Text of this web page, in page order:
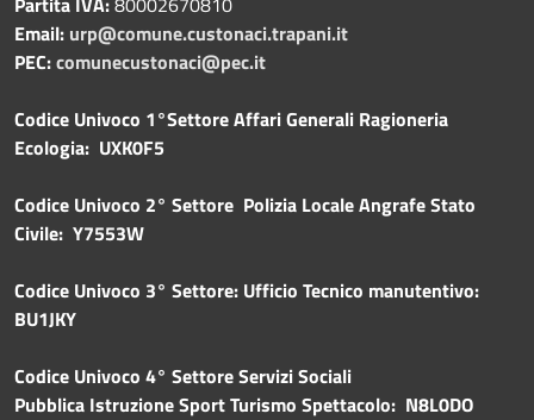
Email: urp@comune.custonaci.trapani.it
PEC:comunecustonaci@pec.it
Codice Univoco 1°Settore Affari Generali Ragioneria
Ecologia: UXK0F5
Codice Univoco 2° Settore Polizia Locale Angrafe Stato
Civile: Y7553W
Codice Univoco 3° Settore: Ufficio Tecnico manutentivo:
BU1JKY
Codice Univoco 4° Settore Servizi Sociali
Pubblica Istruzione Sport Turismo Spettacolo: N8L0DO